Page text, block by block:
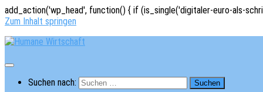
add_action('wp_head', function() { if (is_single('digitaler-euro-als-
Zum Inhalt springen
Suchen nach: